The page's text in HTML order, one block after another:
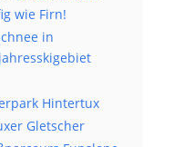
wie Firn!
in
Hintertux
Gletscher